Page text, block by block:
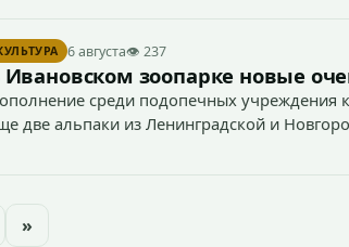
6 августа👁 237
Ивановском зоопарке новые
среди подопечных учреждения
две альпаки из Ленинградской и
»